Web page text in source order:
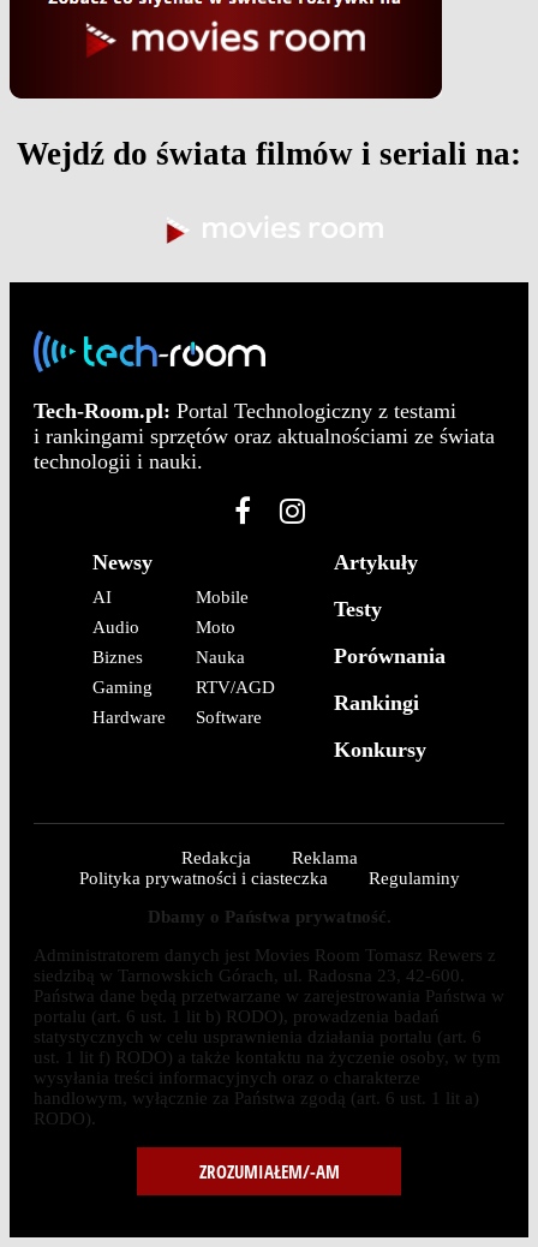
Wejdź do świata filmów i seriali na:
Tech-Room.pl: Portal Technologiczny z testami
i rankingami sprzętów oraz aktualnościami ze świata
technologii i nauki.
Newsy
AI
Audio
Biznes
Gaming
Hardware
Mobile
Moto
Nauka
RTV/AGD
Software
Artykuły
Testy
Porównania
Rankingi
Konkursy
Redakcja
Reklama
Polityka prywatności i ciasteczka
Regulaminy
Dbamy o Państwa prywatność.
Administratorem danych jest Movies Room Tomasz Rewers z
siedzibą w Tarnowskich Górach, ul. Radosna 23, 42-600.
Państwa dane będą przetwarzane w zarejestrowania Państwa w
portalu (art. 6 ust. 1 lit b) RODO), prowadzenia badań
statystycznych w celu usprawnienia działania portalu (art. 6
ust. 1 lit f) RODO) a także kontaktu na życzenie osoby, w tym
wysyłania treści informacyjnych oraz o charakterze
handlowym, wyłącznie za Państwa zgodą (art. 6 ust. 1 lit a)
RODO).
ZROZUMIAŁEM/-AM